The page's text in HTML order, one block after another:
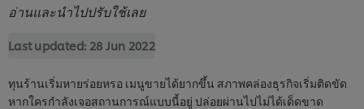
อ่านและนำไปปรับใช้เลย
Last updated: 28 Jun 2022
ทุนร้านเริ่มหายร่อยหรอ เมนูขายได้ยากขึ้น สภาพคล่องธุรกิจเริ่มติดขัด
หากใครกำลังเจอสถานการณ์แบบนี้อยู่ ปล่อยผ่านไปไม่ได้เด็ดขาด